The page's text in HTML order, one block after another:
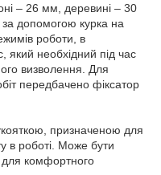
– 26 мм, деревині – 30
допомогою курка на
роботи, в
необхідний під час
визволення. Для
передбачено фіксатор
призначеною для
в роботі. Може бути
для комфортного